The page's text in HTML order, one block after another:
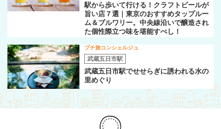
駅から歩いて行ける！クラフトビールが
旨い店７選｜東京のおすすめタップルー
ム＆ブルワリー。中央線沿いで醸造され
た個性際立つ味を堪能すべし！
プチ旅コンシェルジュ
武蔵五日市駅
武蔵五日市駅でせせらぎに誘われる水の
里めぐり